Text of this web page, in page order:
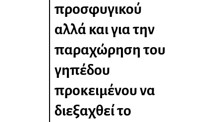
προσφυγικού
αλλά και για την
παραχώρηση του
γηπέδου
προκειμένου να
διεξαχθεί το